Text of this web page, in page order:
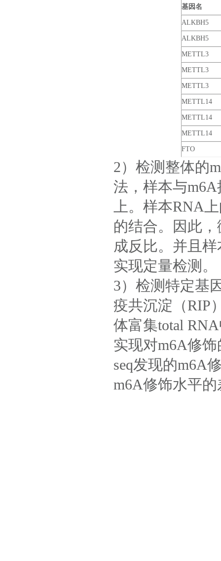
基因名
ALKBH5
ALKBH5
METTL3
METTL3
METTL3
METTL14
METTL14
METTL14
FTO
2）检测整体的
法，样本与
上。样本RNA
的结合。因此
成反比。并且
实现定量检测。
3）检测特定基
疫共沉淀（RIP
体富集total
实现对m6A修
seq发现的m6A
m6A修饰水平